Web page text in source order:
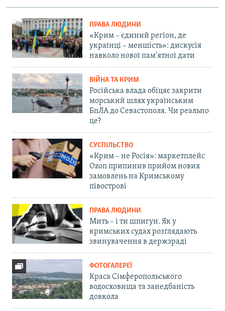
ПРАВА ЛЮДИНИ
«Крим – єдиний регіон, де
українці – меншість»: дискусія
навколо нової пам'ятної дати
ВІЙНА ТА КРИМ
Російська влада обіцяє закрити
морський шлях українським
БпЛА до Севастополя. Чи реально
це?
СУСПІЛЬСТВО
«Крим – не Росія»: маркетплейс
Ozon припинив прийом нових
замовлень на Кримському
півострові
ПРАВА ЛЮДИНИ
Мить – і ти шпигун. Як у
кримських судах розглядають
звинувачення в держзраді
ФОТОГАЛЕРЕЇ
Краса Сімферопольського
водосховища та занедбаність
довкола